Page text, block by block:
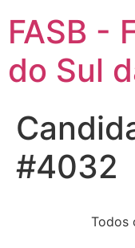
FASB -
do Sul
#4032
Todos